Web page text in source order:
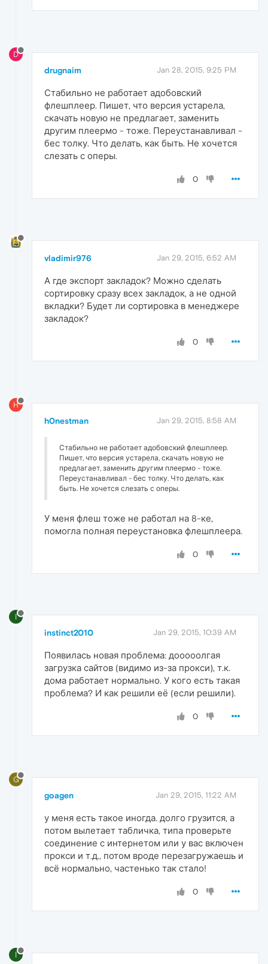
D
drugnaim Jan 28, 2015, 9:25 PM
Стабильно не работает адобовский
флешплеер. Пишет, что версия устарела,
скачать новую не предлагает, заменить
другим плеермо - тоже. Переустанавливал -
бес толку. Что делать, как быть. Не хочется
слезать с оперы.
0
vladimir976 Jan 29, 2015, 6:52 AM
А где экспорт закладок? Можно сделать
сортировку сразу всех закладок, а не одной
вкладки? Будет ли сортировка в менеджере
закладок?
0
H
h0nestman Jan 29, 2015, 8:58 AM
Стабильно не работает адобовский флешплеер.
Пишет, что версия устарела, скачать новую не
предлагает, заменить другим плеермо - тоже.
Переустанавливал - бес толку. Что делать, как
быть. Не хочется слезать с оперы.
У меня флеш тоже не работал на 8-ке,
помогла полная переустановка флешплеера.
0
I
instinct2010 Jan 29, 2015, 10:39 AM
Появилась новая проблема: дооооолгая
загрузка сайтов (видимо из-за прокси), т.к.
дома работает нормально. У кого есть такая
проблема? И как решили её (если решили).
0
G
goagen Jan 29, 2015, 11:22 AM
у меня есть такое иногда. долго грузится, а
потом вылетает табличка, типа проверьте
соединение с интернетом или у вас включен
прокси и т.д., потом вроде перезагружаешь и
всё нормально, частенько так стало!
0
I